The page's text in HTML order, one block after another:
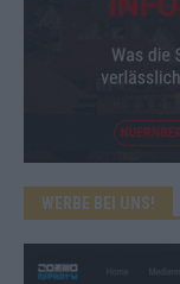
WERBE BEI UNS!